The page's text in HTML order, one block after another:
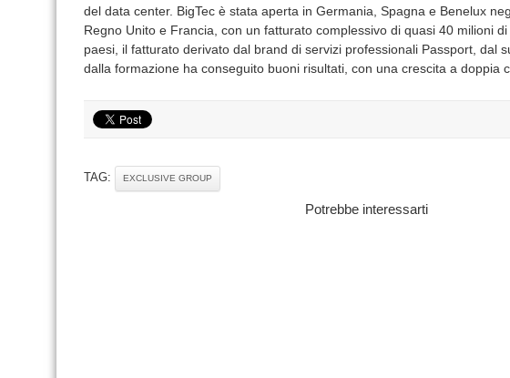
del data center. BigTec è stata aperta in Germania, Spagna e Benelux
Regno Unito e Francia, con un fatturato complessivo di quasi 40 milioni
paesi, il fatturato derivato dal brand di servizi professionali Passport, dal
dalla formazione ha conseguito buoni risultati, con una crescita a doppia
TAG: EXCLUSIVE GROUP
Potrebbe interessarti